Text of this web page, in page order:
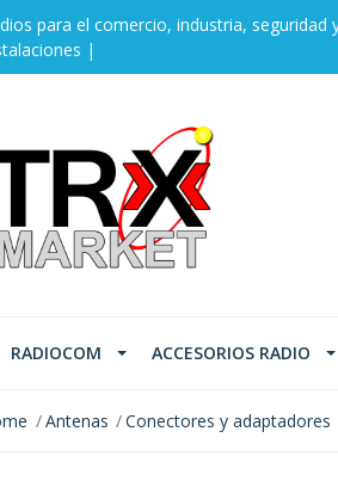
para el comercio, industria,
|
RADIOCOM ACCESORIOS RADIO
Antenas Conectores y adaptadores